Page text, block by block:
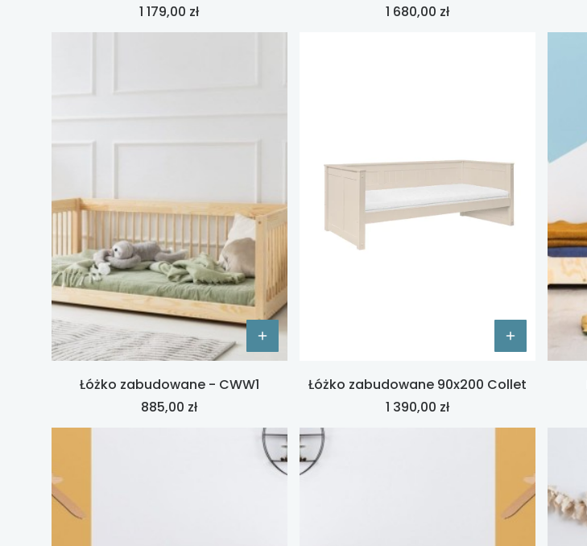
Cena
1 179,00 zł
Cena
1 680,00 zł
Łóżko zabudowane - CWW1
Cena
885,00 zł
Łóżko zabudowane 90x200 Collet
Cena
1 390,00 zł